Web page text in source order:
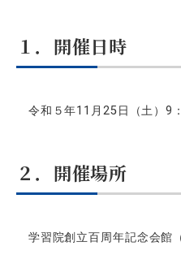
１．開催日時
令和５年11月25日（土）9
２．開催場所
学習院創立百周年記念会館